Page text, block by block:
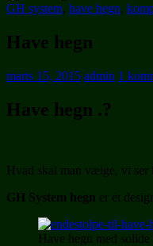
GH system, have hegn,
Have hegn
marts 15, 2015 admin 1
Have hegn .?
Hvad skal man vælge, vi ser
GH System hegn er et
Have hegn med